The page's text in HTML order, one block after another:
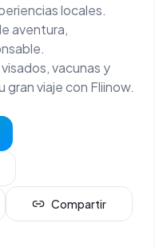
locales.
aventura,
vacunas y
viaje con Fliinow.
Compartir